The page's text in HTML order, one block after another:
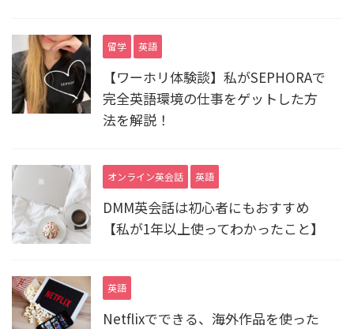
留学 英語
【ワーホリ体験談】私がSEPHORAで
完全英語環境の仕事をゲットした方
法を解説！
オンライン英会話 英語
DMM英会話は初心者にもおすすめ
【私が1年以上使ってわかったこと】
英語
Netflixでできる、海外作品を使った